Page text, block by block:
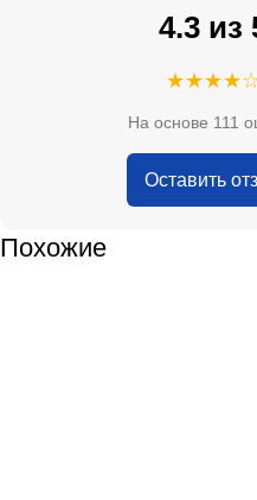
4.3 из
На основе 111
Оставить
адекватные цены.
Похожие